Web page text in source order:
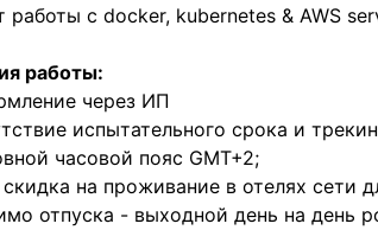
работы с docker, kubernetes & AWS
работы:
через ИП
испытательного срока и
часовой пояс GMT+2;
скидка на проживание в отелях сети
отпуска - выходной день на день